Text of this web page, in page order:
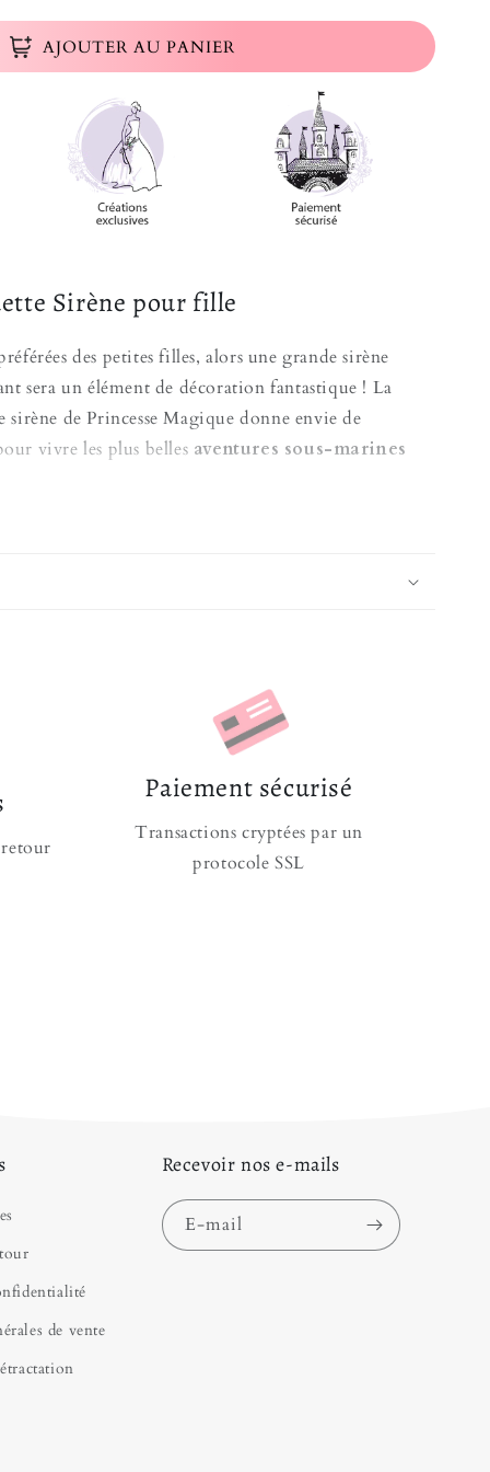
AJOUTER AU PANIER
Sirène pour fille
des petites filles, alors une grande sirène
sera un élément de décoration fantastique ! La
sirène de Princesse Magique donne envie de
vivre les plus belles aventures sous-marines
taches et de l'humidité pour prolonger sa durée
de Couette + 1 à 2 Taies d'Oreillers
digitale pour un rendu magique
et confort optimal
& Polyester
De 135x210cm à 264x228cm
plus fantastique ? Découvrez notreHousse de
Paiement sécurisé
Transactions cryptées par un
protocole SSL
de vente
Recevoir nos e-mails
E-mail